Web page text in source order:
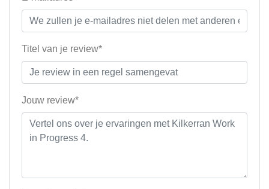
Titel van je review*
Jouw review*